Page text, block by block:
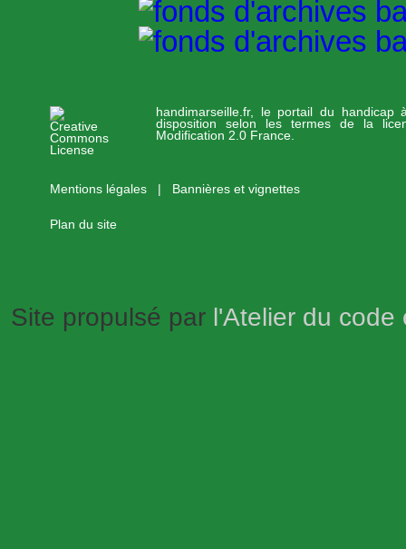
handimarseille.fr, le portail du handicap
disposition selon les termes de la
Modification 2.0 France.
Mentions légales Bannières et vignettes
Plan du site
Site propulsé par l'Atelier du